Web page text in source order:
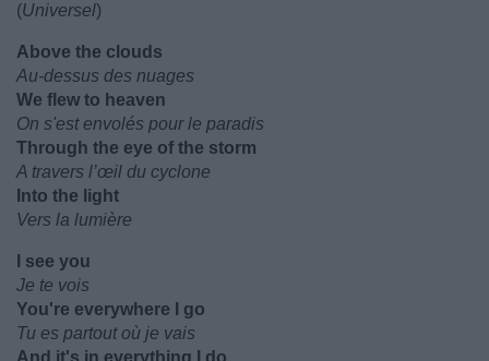
(Universel)
Above the clouds
Au-dessus des nuages
We flew to heaven
On s'est envolés pour le paradis
Through the eye of the storm
A travers l’œil du cyclone
Into the light
Vers la lumière
I see you
Je te vois
You're everywhere I go
Tu es partout où je vais
And it's in everything I do